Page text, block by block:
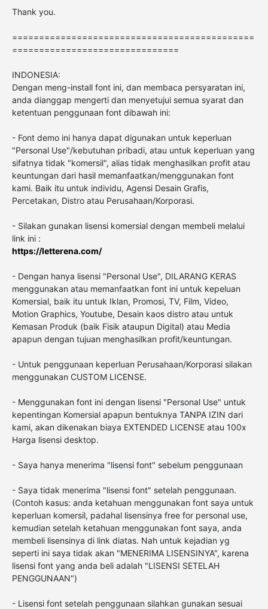
Thank you.
=============================================
===============================
INDONESIA:
Dengan meng-install font ini, dan membaca persyaratan ini,
anda dianggap mengerti dan menyetujui semua syarat dan
ketentuan penggunaan font dibawah ini:
- Font demo ini hanya dapat digunakan untuk keperluan
"Personal Use"/kebutuhan pribadi, atau untuk keperluan yang
sifatnya tidak "komersil", alias tidak menghasilkan profit atau
keuntungan dari hasil memanfaatkan/menggunakan font
kami. Baik itu untuk individu, Agensi Desain Grafis,
Percetakan, Distro atau Perusahaan/Korporasi.
- Silakan gunakan lisensi komersial dengan membeli melalui
link ini :
https://letterena.com/
- Dengan hanya lisensi "Personal Use", DILARANG KERAS
menggunakan atau memanfaatkan font ini untuk kepeluan
Komersial, baik itu untuk Iklan, Promosi, TV, Film, Video,
Motion Graphics, Youtube, Desain kaos distro atau untuk
Kemasan Produk (baik Fisik ataupun Digital) atau Media
apapun dengan tujuan menghasilkan profit/keuntungan.
- Untuk penggunaan keperluan Perusahaan/Korporasi silakan
menggunakan CUSTOM LICENSE.
- Menggunakan font ini dengan lisensi "Personal Use" untuk
kepentingan Komersial apapun bentuknya TANPA IZIN dari
kami, akan dikenakan biaya EXTENDED LICENSE atau 100x
Harga lisensi desktop.
- Saya hanya menerima "lisensi font" sebelum penggunaan
- Saya tidak menerima "lisensi font" setelah penggunaan.
(Contoh kasus: anda ketahuan menggunakan font saya untuk
keperluan komersil, padahal lisensinya free for personal use,
kemudian setelah ketahuan menggunakan font saya, anda
membeli lisensinya di link diatas. Nah untuk kejadian yg
seperti ini saya tidak akan "MENERIMA LISENSINYA", karena
lisensi font yang anda beli adalah "LISENSI SETELAH
PENGGUNAAN")
- Lisensi font setelah penggunaan silahkan gunakan sesuai